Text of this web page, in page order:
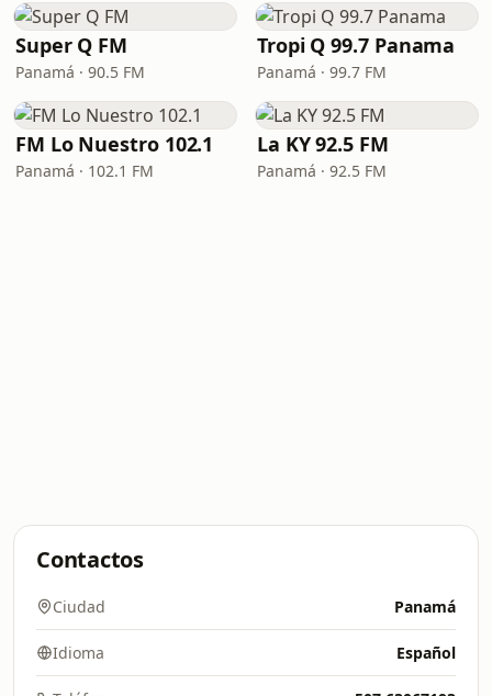
Super Q FM
Panamá · 90.5 FM
Tropi Q 99.7 Panama
Panamá · 99.7 FM
FM Lo Nuestro 102.1
Panamá · 102.1 FM
La KY 92.5 FM
Panamá · 92.5 FM
Contactos
Ciudad Panamá
Idioma Español